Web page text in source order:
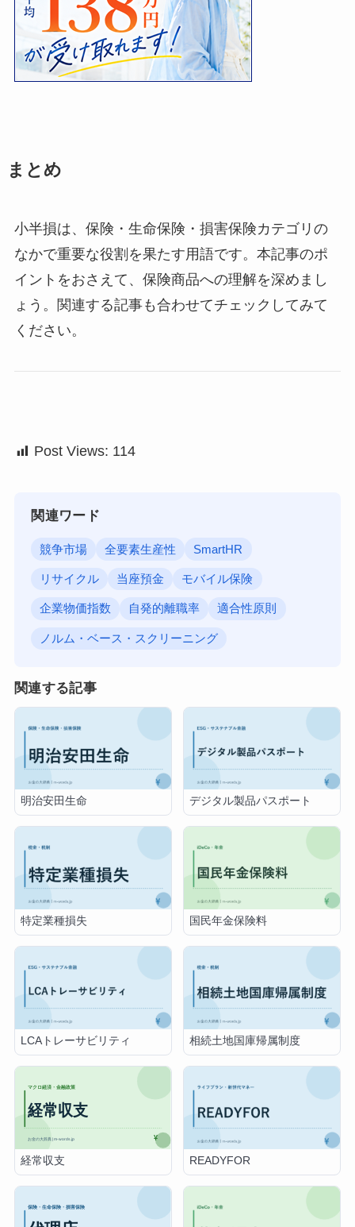
まとめ
小半損は、保険・生命保険・損害保険カテゴリの
なかで重要な役割を果たす用語です。本記事のポ
イントをおさえて、保険商品への理解を深めまし
ょう。関連する記事も合わせてチェックしてみて
ください。
Post Views: 114
関連ワード
競争市場 全要素生産性 SmartHR
リサイクル 当座預金 モバイル保険
企業物価指数 自発的離職率 適合性原則
ノルム・ベース・スクリーニング
関連する記事
明治安田生命 デジタル製品パスポート
特定業種損失 国民年金保険料
LCAトレーサビリティ 相続土地国庫帰属制度
経常収支 READYFOR